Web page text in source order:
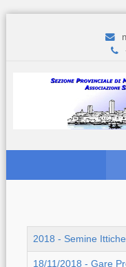
2018 - Semine Ittiche
18/11/2018 - Gare